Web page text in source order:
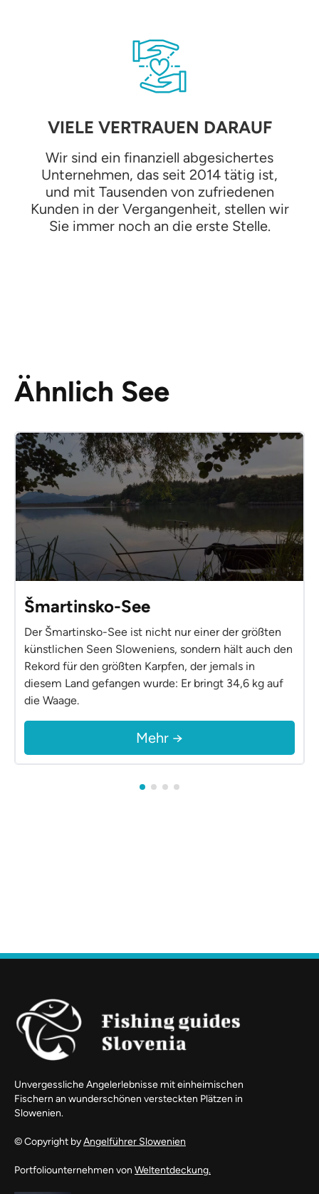
VIELE VERTRAUEN DARAUF
Wir sind ein finanziell abgesichertes
Unternehmen, das seit 2014 tätig ist,
und mit Tausenden von zufriedenen
Kunden in der Vergangenheit, stellen wir
Sie immer noch an die erste Stelle.
Ähnlich See
Šmartinsko-See
Der Šmartinsko-See ist nicht nur einer der größten
künstlichen Seen Sloweniens, sondern hält auch den
Rekord für den größten Karpfen, der jemals in
diesem Land gefangen wurde: Er bringt 34,6 kg auf
die Waage.
Mehr →
Unvergessliche Angelerlebnisse mit einheimischen
Fischern an wunderschönen versteckten Plätzen in
Slowenien.
© Copyright byAngelführer Slowenien
Portfoliounternehmen von Weltentdeckung.